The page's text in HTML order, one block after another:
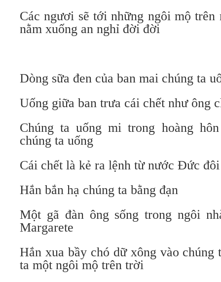
Các ngươi sẽ tới những ngôi mộ
nằm xuống an nghỉ đời đời
Dòng sữa đen của ban mai chúng ta
Uống giữa ban trưa cái chết như ông
Chúng ta uống mi trong hoàng
chúng ta uống
Cái chết là kẻ ra lệnh từ nước Đức
Hắn bắn hạ chúng ta bằng đạn
Một gã đàn ông sống trong ngôi
Margarete
Hắn xua bầy chó dữ xông vào chúng
ta một ngôi mộ trên trời